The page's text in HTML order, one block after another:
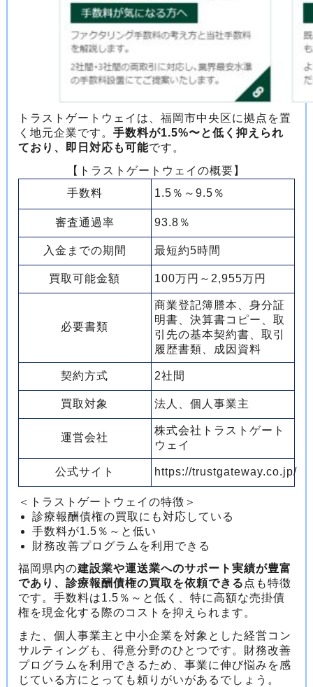
トラストゲートウェイは、福岡市中央区に拠点を置
く地元企業です。 手数料が1.5%〜と低く抑えられ
ており、即日対応も可能です。
【トラストゲートウェイの概要】
手数料
1.5％～9.5％
審査通過率 93.8％
入金までの期間 最短約5時間
買取可能金額 100万円～2,955万円
必要書類
商業登記簿謄本、身分証
明書、決算書コピー、取
引先の基本契約書、取引
履歴書類、成因資料
契約方式 2社間
買取対象 法人、個人事業主
運営会社
株式会社トラストゲート
ウェイ
公式サイト https://trustgateway.co.jp/
＜トラストゲートウェイの特徴＞
診療報酬債権の買取にも対応している
手数料が1.5％～と低い
財務改善プログラムを利用できる
福岡県内の建設業や運送業へのサポート実績が豊富
であり、診療報酬債権の買取を依頼できる 点も特徴
です。手数料は1.5％～と低く、特に高額な売掛債
権を現金化する際のコストを抑えられます。
また、個人事業主と中小企業を対象とした経営コン
サルティングも、得意分野のひとつです。財務改善
プログラムを利用できるため、事業に伸び悩みを感
じている方にとっても頼りがいがあるでしょう。